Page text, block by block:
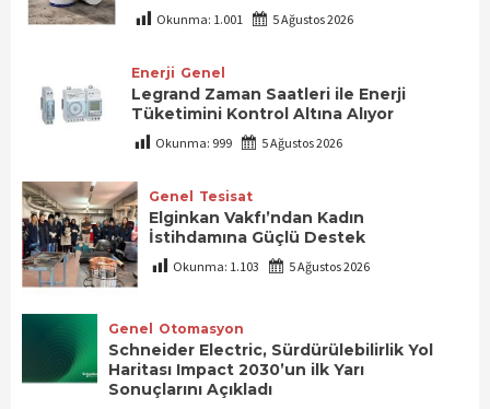
Okunma: 1.001 5 Ağustos 2026
Enerji Genel
Legrand Zaman Saatleri ile Enerji
Tüketimini Kontrol Altına Alıyor
Okunma: 999 5 Ağustos 2026
Genel Tesisat
Elginkan Vakfı’ndan Kadın
İstihdamına Güçlü Destek
Okunma: 1.103 5 Ağustos 2026
Genel Otomasyon
Schneider Electric, Sürdürülebilirlik Yol
Haritası Impact 2030’un ilk Yarı
Sonuçlarını Açıkladı